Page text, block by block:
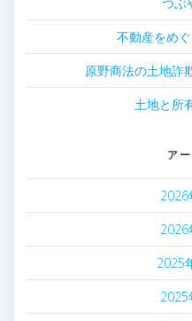
不動産をめ
原野商法の土地詐
土地と所
ア
2026
2026
2025
2025